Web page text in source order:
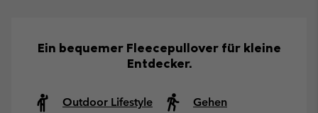
Ein bequemer Fleecepullover für kleine
Entdecker.
Outdoor Lifestyle Gehen